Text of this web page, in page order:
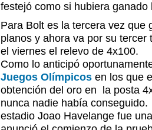
festejó como si hubiera
Para Bolt es la tercera vez que
planos y ahora va por su
el viernes el relevo de 4x100.
Como lo anticipó
Juegos Olímpicos en los que
obtención del oro en la posta
nunca nadie había
estadio Joao Havelange fue